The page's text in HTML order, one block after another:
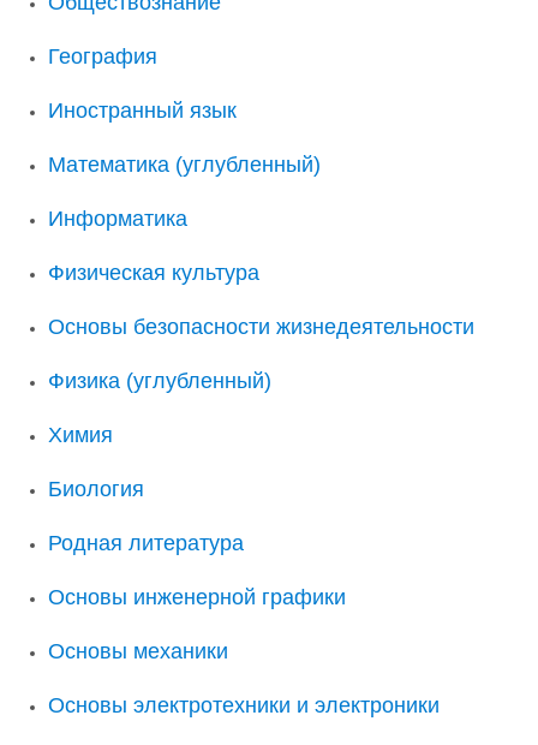
География
Иностранный язык
Математика (углубленный)
Информатика
Физическая культура
Основы безопасности жизнедеятельности
Физика (углубленный)
Химия
Биология
Родная литература
Основы инженерной графики
Основы механики
Основы электротехники и электроники